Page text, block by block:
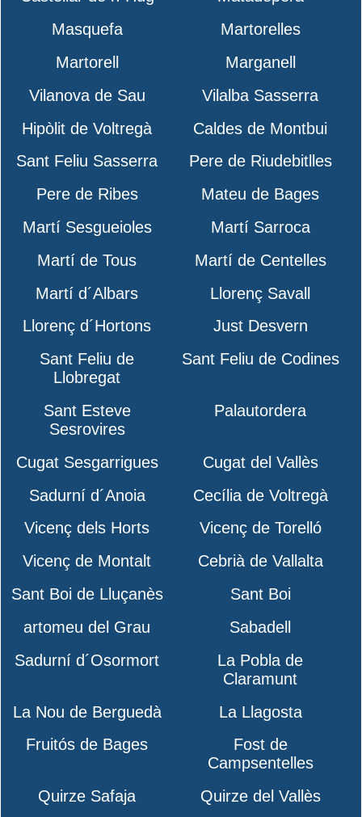
Masquefa
Martorelles
Martorell
Marganell
Vilanova de Sau
Vilalba Sasserra
Hipòlit de Voltregà
Caldes de Montbui
Sant Feliu Sasserra
Pere de Riudebitlles
Pere de Ribes
Mateu de Bages
Martí Sesgueioles
Martí Sarroca
Martí de Tous
Martí de Centelles
Martí d´Albars
Llorenç Savall
Llorenç d´Hortons
Just Desvern
Sant Feliu de
Llobregat
Sant Feliu de Codines
Sant Esteve
Sesrovires
Palautordera
Cugat Sesgarrigues
Cugat del Vallès
Sadurní d´Anoia
Cecília de Voltregà
Vicenç dels Horts
Vicenç de Torelló
Vicenç de Montalt
Cebrià de Vallalta
Sant Boi de Lluçanès
Sant Boi
artomeu del Grau
Sabadell
Sadurní d´Osormort
La Pobla de
Claramunt
La Nou de Berguedà
La Llagosta
Fruitós de Bages
Fost de
Campsentelles
Quirze Safaja
Quirze del Vallès